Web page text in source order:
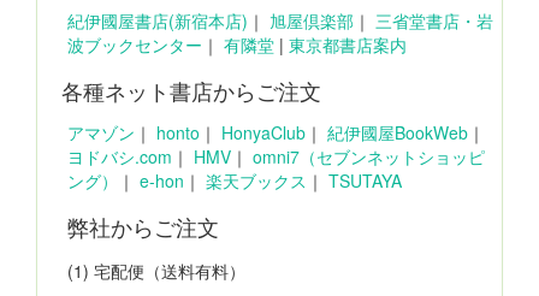
紀伊國屋書店(新宿本店) ｜ 旭屋倶楽部 ｜ 三省堂書店・岩
波ブックセンター ｜ 有隣堂 | 東京都書店案内
各種ネット書店からご注文
アマゾン ｜ honto ｜ HonyaClub ｜ 紀伊國屋BookWeb ｜
ヨドバシ.com ｜ HMV ｜ omni7（セブンネットショッピ
ング）
｜ e-hon ｜ 楽天ブックス ｜ TSUTAYA
弊社からご注文
(1) 宅配便（送料有料）